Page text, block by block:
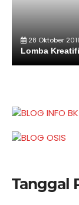
28 Oktober
Lomba
Tanggal